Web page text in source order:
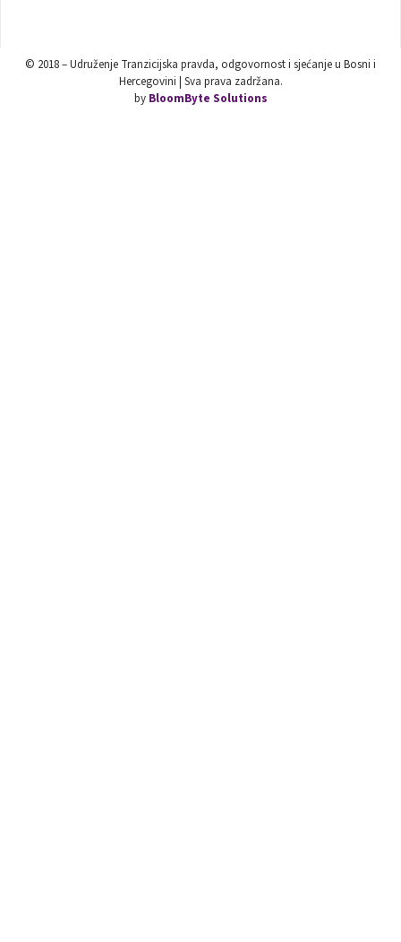
© 2018 – Udruženje Tranzicijska pravda, odgovornost i sjećanje u Bosni i
Hercegovini | Sva prava zadržana.
by BloomByte Solutions